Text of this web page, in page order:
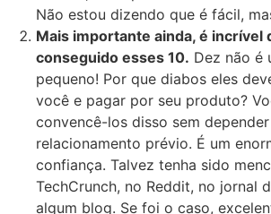
Não estou dizendo que é fácil,
Mais importante ainda, é incrível
conseguido esses 10. Dez não é
pequeno! Por que diabos eles
você e pagar por seu produto?
convencê-los disso sem
relacionamento prévio. É um
confiança. Talvez tenha sido
TechCrunch, no Reddit, no jornal
algum blog. Se foi o caso,